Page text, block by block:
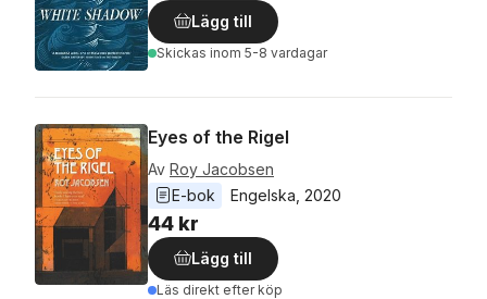
Lägg till
Skickas inom 5-8 vardagar
Eyes of the Rigel
Av Roy Jacobsen
E-bok
Engelska 2020
44 kr
Lägg till
Läs direkt efter köp